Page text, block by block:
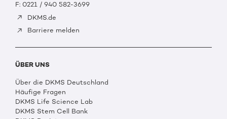
F: 0221 / 940 582-3699
DKMS.de
Barriere melden
ÜBER UNS
Über die DKMS Deutschland
Häufige Fragen
DKMS Life Science Lab
DKMS Stem Cell Bank